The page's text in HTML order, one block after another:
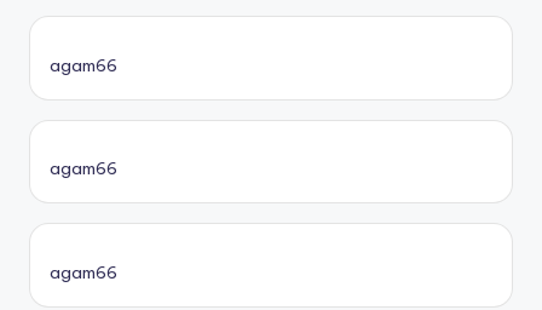
agam66
agam66
agam66